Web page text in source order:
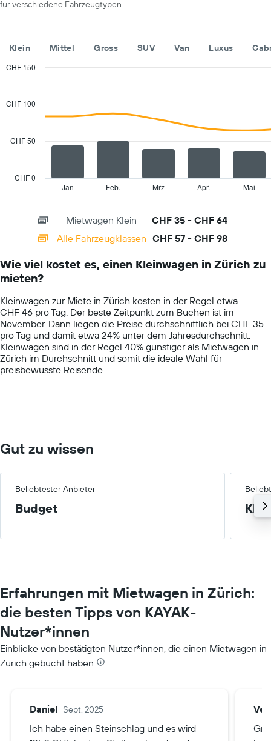
Diagramm
Y-
Achse,
die
Mietwagenpreis
angegebenen
Anbieter
für verschiedene Fahrzeugtypen.
Klein Mittel Gross SUV Van Luxus
with
displaying
categories.
categories.
The
has
1
Y
axis
displaying
values.
Range:
Jan Feb. Mrz Apr. Mai
CHF 0
CHF 50
CHF 100
CHF 150
Mietwagen Klein
CHF 35 - CHF 64
Alle Fahrzeugklassen CHF 57 - CHF 98
Wie viel kostet es, einen Kleinwagen in Zürich zu
mieten?
Kleinwagen zur Miete in Zürich kosten in der Regel etwa
CHF 46 pro Tag. Der beste Zeitpunkt zum Buchen ist im
November. Dann liegen die Preise durchschnittlich bei CHF 35
pro Tag und damit etwa 24% unter dem Jahresdurchschnitt.
Kleinwagen sind in der Regel 40% günstiger als Mietwagen in
Zürich im Durchschnitt und somit die ideale Wahl für
preisbewusste Reisende.
Gut zu wissen
Beliebtester Anbieter
Budget
Erfahrungen mit Mietwagen in Zürich:
die besten Tipps von KAYAK-
Nutzer*innen
Einblicke von bestätigten Nutzer*innen, die einen Mietwagen in
Zürich gebucht haben
Daniel Sept. 2025
Ich habe einen Steinschlag und es wird